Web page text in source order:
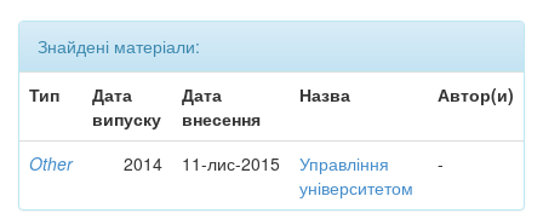
Знайдені матеріали:
Тип
Дата
випуску
Дата
внесення
Назва Автор(и)
Other 2014 11-лис-2015
Управління
університетом
-